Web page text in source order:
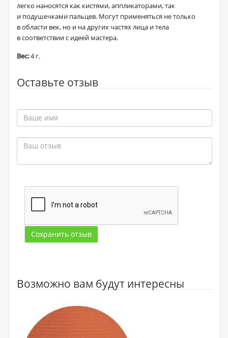
легко наносятся как кистями, аппликаторами, так
и подушечками пальцев. Могут применяться не только
в области век, но и на других частях лица и тела
в соответствии с идеей мастера.
Вес:4 г.
Оставьте отзыв
Сохранить отзыв
Возможно вам будут интересны